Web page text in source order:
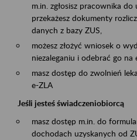
m.in. zgłosisz pracownika do
przekażesz dokumenty
danych z bazy ZUS,
możesz złożyć wniosek o
niezaleganiu i odebrać go na
masz dostęp do zwolnień
e-ZLA
Jeśli jesteś świadczeniobiorcą
masz dostęp m.in. do
dochodach uzyskanych od